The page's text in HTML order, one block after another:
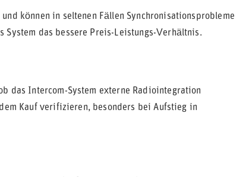
können in seltenen Fällen Synchronisationsprobleme
System das bessere Preis-Leistungs-Verhältnis.
das Intercom-System externe Radiointegration
Kauf verifizieren, besonders bei Aufstieg in